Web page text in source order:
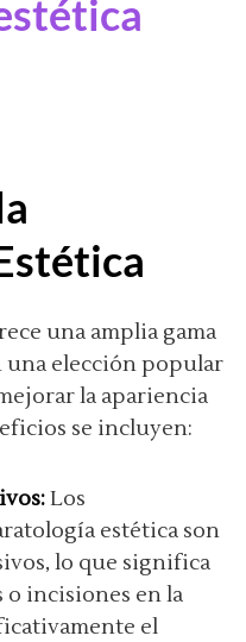
una amplia gama
una elección popular
la apariencia
se incluyen:
Los
estética son
lo que significa
incisiones en la
el